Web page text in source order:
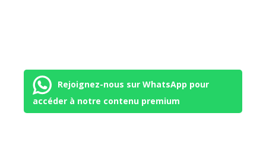
Rejoignez-nous sur WhatsApp pour
accéder à notre contenu premium